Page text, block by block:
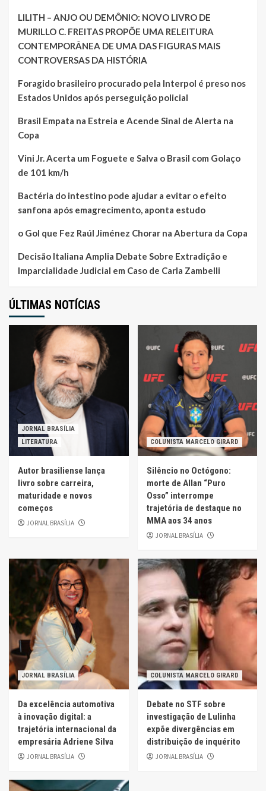
LILITH – ANJO OU DEMÔNIO: NOVO LIVRO DE
MURILLO C. FREITAS PROPÕE UMA RELEITURA
CONTEMPORÂNEA DE UMA DAS FIGURAS MAIS
CONTROVERSAS DA HISTÓRIA
Foragido brasileiro procurado pela Interpol é preso nos
Estados Unidos após perseguição policial
Brasil Empata na Estreia e Acende Sinal de Alerta na
Copa
Vini Jr. Acerta um Foguete e Salva o Brasil com Golaço
de 101 km/h
Bactéria do intestino pode ajudar a evitar o efeito
sanfona após emagrecimento, aponta estudo
o Gol que Fez Raúl Jiménez Chorar na Abertura da Copa
Decisão Italiana Amplia Debate Sobre Extradição e
Imparcialidade Judicial em Caso de Carla Zambelli
ÚLTIMAS NOTÍCIAS
JORNAL BRASÍLIA
LITERATURA
Autor brasiliense lança
livro sobre carreira,
maturidade e novos
começos
JORNAL BRASÍLIA
COLUNISTA MARCELO GIRARD
Silêncio no Octógono:
morte de Allan “Puro
Osso” interrompe
trajetória de destaque no
MMA aos 34 anos
JORNAL BRASÍLIA
JORNAL BRASÍLIA
Da excelência automotiva
à inovação digital: a
trajetória internacional da
empresária Adriene Silva
JORNAL BRASÍLIA
COLUNISTA MARCELO GIRARD
Debate no STF sobre
investigação de Lulinha
expõe divergências em
distribuição de inquérito
JORNAL BRASÍLIA